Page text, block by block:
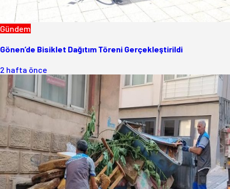
Gündem
Gönen’de Bisiklet Dağıtım Töreni Gerçekleştirildi
2 hafta önce